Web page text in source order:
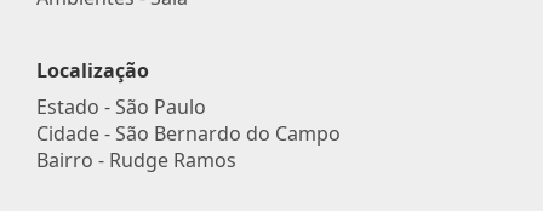
Localização
Estado -São Paulo
Cidade -São Bernardo do Campo
Bairro - Rudge Ramos